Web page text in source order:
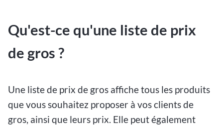
Qu'est-ce qu'une liste de prix
de gros ?
Une liste de prix de gros affiche tous les produits
que vous souhaitez proposer à vos clients de
gros, ainsi que leurs prix. Elle peut également